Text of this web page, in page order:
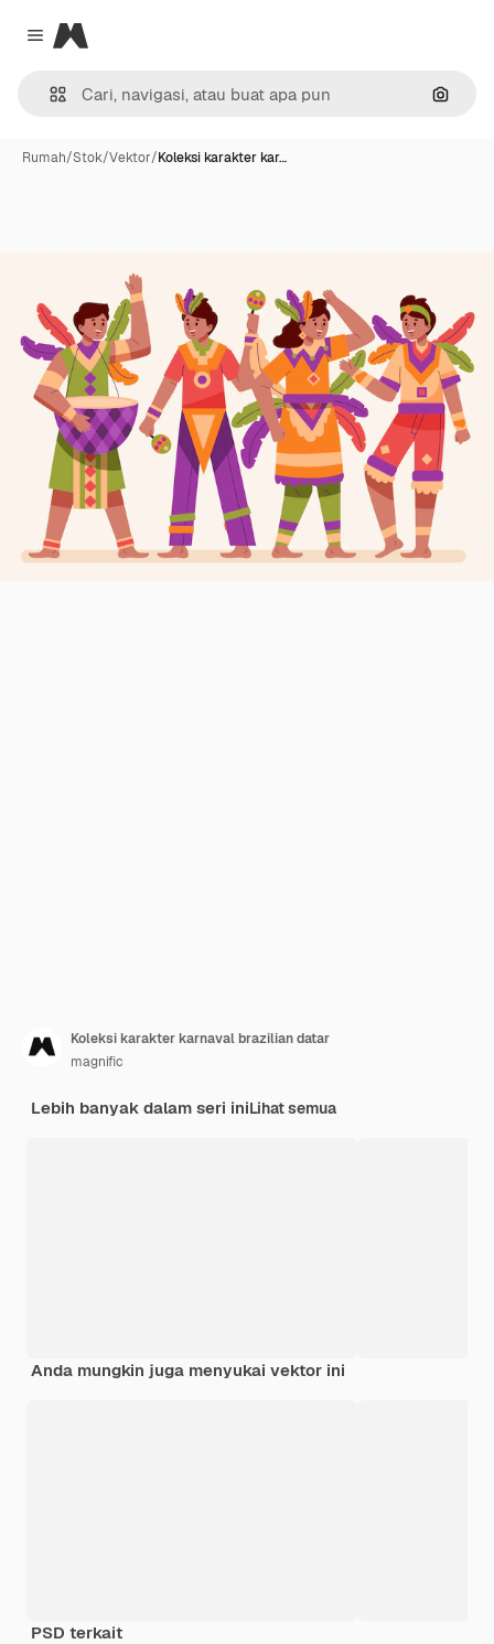
Close menu
Magnific
Rumah/Stok/Vektor/Koleksi karakter kar…
Koleksi karakter karnaval brazilian datar
magnific
Lebih banyak dalam seri iniLihat semua
Anda mungkin juga menyukai vektor ini
PSD terkait